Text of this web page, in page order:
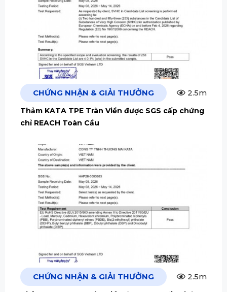
CHỨNG NHẬN & GIẢI THƯỞNG 2.5m
Thảm KATA TPE Tràn Viền được SGS cấp chứng
chỉ REACH Toàn Cầu
CHỨNG NHẬN & GIẢI THƯỞNG 2.5m